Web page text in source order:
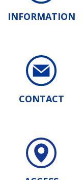
INFORMATION
CONTACT